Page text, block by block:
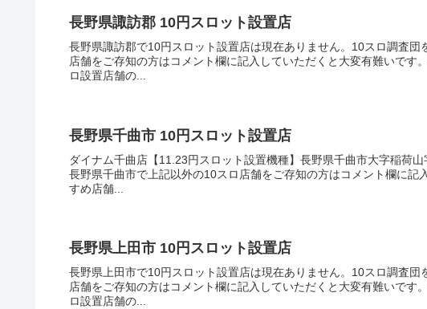
長野県諏訪郡 10円スロット設置店
長野県諏訪郡で10円スロット設置店は現在ありません。10スロ調査
店舗をご存知の方はコメント欄に記入していただくと大変有難いです
ロ設置店舗の...
長野県千曲市 10円スロット設置店
ダイナム千曲店【11.23円スロット設置機種】長野県千曲市大字稲荷
長野県千曲市で上記以外の10スロ店舗をご存知の方はコメント欄に記
すめ店舗...
長野県上田市 10円スロット設置店
長野県上田市で10円スロット設置店は現在ありません。10スロ調査
店舗をご存知の方はコメント欄に記入していただくと大変有難いです
ロ設置店舗の...